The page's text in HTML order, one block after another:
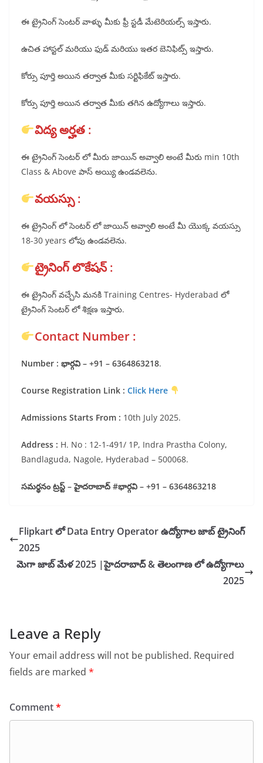
ఈ ట్రైనింగ్ సెంటర్ వాళ్ళు మీకు ఫ్రీ స్టడీ మేటెరియల్స్ ఇస్తారు.
ఉచిత హాస్టల్ మరియు ఫుడ్ మరియు ఇతర బెనిఫిట్స్ ఇస్తారు.
కోర్సు పూర్తి అయిన తర్వాత మీకు సర్టిఫికేట్ ఇస్తారు.
కోర్సు పూర్తి అయిన తర్వాత మీకు తగిన ఉద్యోగాలు ఇస్తారు.
విద్య అర్హత :
ఈ ట్రైనింగ్ సెంటర్ లో మీరు జాయిన్ అవ్వాలి అంటే మీరు min 10th
Class & Above పాస్ అయ్యి ఉండవలెను.
వయస్సు :
ఈ ట్రైనింగ్ లో సెంటర్ లో జాయిన్ అవ్వాలి అంటే మీ యొక్క వయస్సు
18-30 years లోపు ఉండవలెను.
ట్రైనింగ్ లొకేషన్ :
ఈ ట్రైనింగ్ వచ్చేసి మనకి Training Centres- Hyderabad లో
ట్రైనింగ్ సెంటర్ లో శిక్షణ ఇస్తారు.
Contact Number :
Number : భార్గవి – ‪+91 – 6364863218‬.
Course Registration Link : Click Here
Admissions Starts From : 10th July 2025.
Address : H. No : 12-1-491/ 1P, Indra Prastha Colony,
Bandlaguda, Nagole, Hyderabad – 500068.
సమర్థనం ట్రస్ట్ – హైదరాబాద్ #భార్గవి – ‪+91 – 6364863218‬
Flipkart లో Data Entry Operator ఉద్యోగాల జాబ్ ట్రైనింగ్
2025
మెగా జాబ్ మేళ 2025 |హైదరాబాద్ & తెలంగాణ లో ఉద్యోగాలు
2025
Leave a Reply
Your email address will not be published. Required
fields are marked *
Comment*